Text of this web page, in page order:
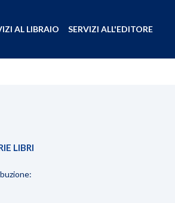
AL LIBRAIO SERVIZI ALL'EDITORE
LIBRI